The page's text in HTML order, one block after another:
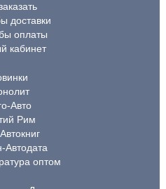
доставки
оплаты
кабинет
Авто
Рим
Автодата
оптом